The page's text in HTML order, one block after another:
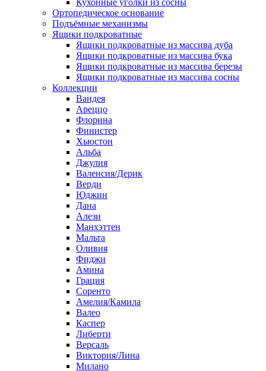
Кухонные уголки из сосны
Ортопедическое основание
Подъёмные механизмы
Ящики подкроватные
Ящики подкроватные из массива дуба
Ящики подкроватные из массива бука
Ящики подкроватные из массива березы
Ящики подкроватные из массива сосны
Коллекции
Вандея
Ареццо
Флорина
Финистер
Хьюстон
Альба
Джулия
Валенсия/Дерик
Верди
Юджин
Дана
Алези
Манхэттен
Мальта
Оливия
Фиджи
Амина
Грация
Соренто
Амелия/Камила
Валео
Каспер
Либерти
Версаль
Виктория/Лина
Милано